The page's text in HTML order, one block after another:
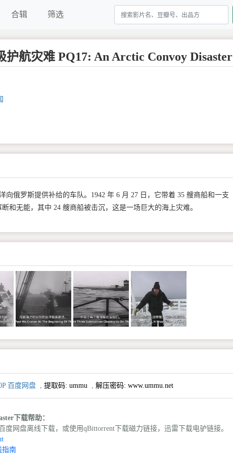
合辑 筛选
护航灾难 PQ17: An Arctic Convoy Disaster
向俄罗斯提供补给的车队。1942 年 6 月 27 日，它带着 35 艘商船和一支
和无能，其中 24 艘商船被击沉，这是一场巨大的海上灾难。
百度网盘 , 提取码:ummu , 解压密码: www.ummu.net
下载帮助：
网盘离线下载，或使用qBittorrent下载磁力链接，迅雷下载电驴链接。
指南